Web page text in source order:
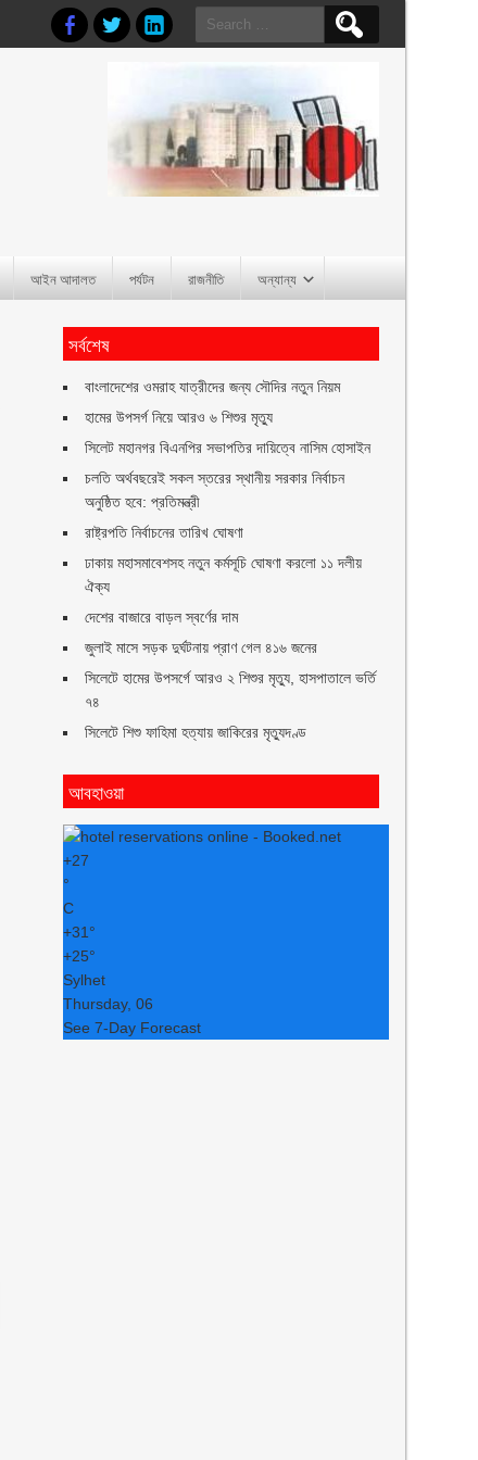
Search
for:
আইন আদালত পর্যটন রাজনীতি অন্যান্য
সর্বশেষ
বাংলাদেশের ওমরাহ যাত্রীদের জন্য সৌদির নতুন নিয়ম
হামের উপসর্গ নিয়ে আরও ৬ শিশুর মৃত্যু
সিলেট মহানগর বিএনপির সভাপতির দায়িত্বে নাসিম হোসাইন
চলতি অর্থবছরেই সকল স্তরের স্থানীয় সরকার নির্বাচন
অনুষ্ঠিত হবে: প্রতিমন্ত্রী
রাষ্ট্রপতি নির্বাচনের তারিখ ঘোষণা
ঢাকায় মহাসমাবেশসহ নতুন কর্মসূচি ঘোষণা করলো ১১ দলীয়
ঐক্য
দেশের বাজারে বাড়ল স্বর্ণের দাম
জুলাই মাসে সড়ক দুর্ঘটনায় প্রাণ গেল ৪১৬ জনের
সিলেটে হামের উপসর্গে আরও ২ শিশুর মৃত্যু, হাসপাতালে ভর্তি
৭৪
সিলেটে শিশু ফাহিমা হত্যায় জাকিরের মৃত্যুদণ্ড
আবহাওয়া
+27
°
C
+31°
+25°
Sylhet
Thursday, 06
See 7-Day Forecast